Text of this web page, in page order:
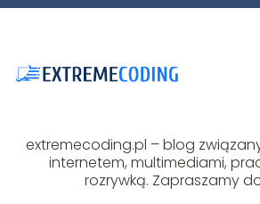
extremecoding.pl – blog
internetem, multimediami,
rozrywką. Zapraszamy